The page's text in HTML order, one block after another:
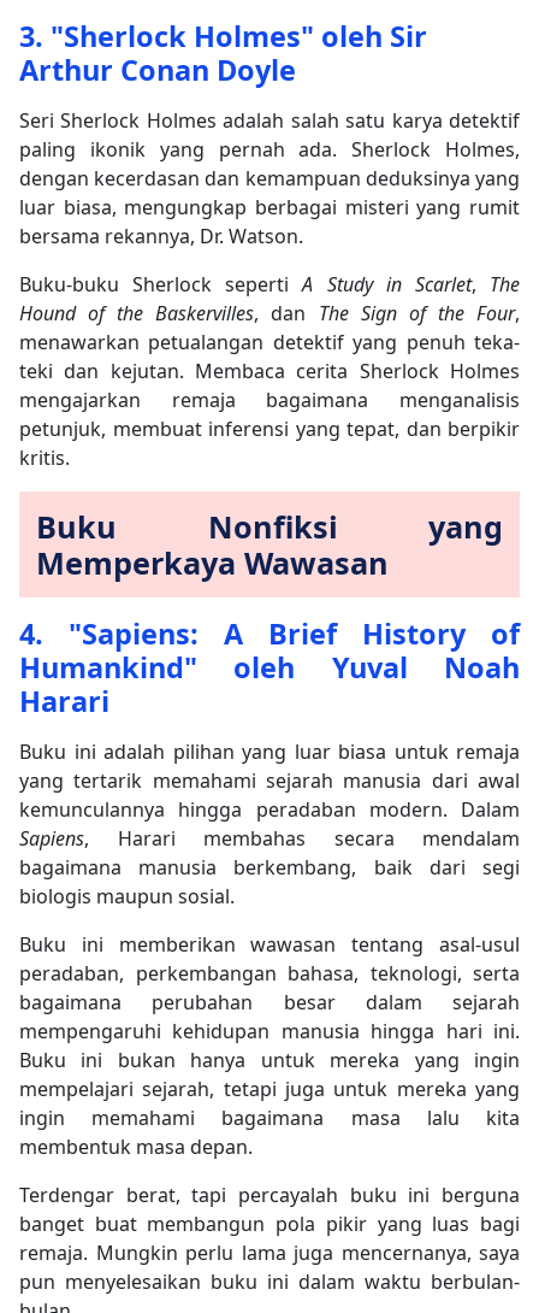
3. "Sherlock Holmes" oleh Sir
Arthur Conan Doyle
Seri Sherlock Holmes adalah salah satu karya detektif
paling ikonik yang pernah ada. Sherlock Holmes,
dengan kecerdasan dan kemampuan deduksinya yang
luar biasa, mengungkap berbagai misteri yang rumit
bersama rekannya, Dr. Watson.
Buku-buku Sherlock sepertiA Study in Scarlet, The
Hound of the Baskervilles, dan The Sign of the Four,
menawarkan petualangan detektif yang penuh teka-
teki dan kejutan. Membaca cerita Sherlock Holmes
mengajarkan remaja bagaimana menganalisis
petunjuk, membuat inferensi yang tepat, dan berpikir
kritis.
Buku Nonfiksi yang
Memperkaya Wawasan
4. "Sapiens: A Brief History of
Humankind" oleh Yuval Noah
Harari
Buku ini adalah pilihan yang luar biasa untuk remaja
yang tertarik memahami sejarah manusia dari awal
kemunculannya hingga peradaban modern. Dalam
Sapiens, Harari membahas secara mendalam
bagaimana manusia berkembang, baik dari segi
biologis maupun sosial.
Buku ini memberikan wawasan tentang asal-usul
peradaban, perkembangan bahasa, teknologi, serta
bagaimana perubahan besar dalam sejarah
mempengaruhi kehidupan manusia hingga hari ini.
Buku ini bukan hanya untuk mereka yang ingin
mempelajari sejarah, tetapi juga untuk mereka yang
ingin memahami bagaimana masa lalu kita
membentuk masa depan.
Terdengar berat, tapi percayalah buku ini berguna
banget buat membangun pola pikir yang luas bagi
remaja. Mungkin perlu lama juga mencernanya, saya
pun menyelesaikan buku ini dalam waktu berbulan-